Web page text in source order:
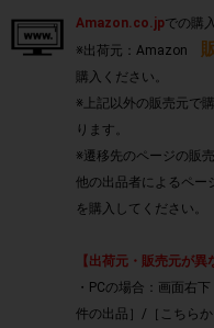
Amazon.co.jpでの購
※出荷元：Amazon
購入ください。
※上記以外の販売元で
ります。
※遷移先のページの販
他の出品者によるペー
を購入してください。
【出荷元・販売元が異
・PCの場合：画面右
件の出品］/［こちら